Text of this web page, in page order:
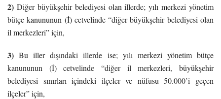
2) Diğer büyükşehir belediyesi olan illerde; yılı merkezi yönetim
bütçe kanununun (İ) cetvelinde “diğer büyükşehir belediyesi olan
il merkezleri” için,
3) Bu iller dışındaki illerde ise; yılı merkezi yönetim bütçe
kanununun (İ) cetvelinde “diğer il merkezleri, büyükşehir
belediyesi sınırları içindeki ilçeler ve nüfusu 50.000’i geçen
ilçeler” için,